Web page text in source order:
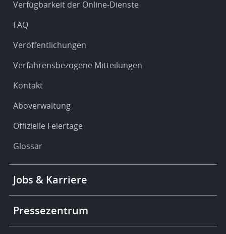
support
Verfügbarkeit der Online-Dienste
FAQ
Veröffentlichungen
Verfahrensbezogene Mitteilungen
Kontakt
Aboverwaltung
Offizielle Feiertage
Glossar
More
links
Jobs & Karriere
Pressezentrum